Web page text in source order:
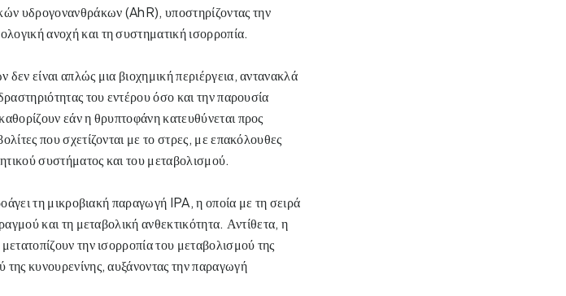
υδρογονανθράκων (AhR), υποστηρίζοντας την
ανοχή και τη συστηματική ισορροπία.
είναι απλώς μια βιοχημική περιέργεια, αντανακλά
του εντέρου όσο και την παρουσία
εάν η θρυπτοφάνη κατευθύνεται προς
που σχετίζονται με το στρες, με επακόλουθες
συστήματος και του μεταβολισμού.
τη μικροβιακή παραγωγή IPA, η οποία με τη σειρά
και τη μεταβολική ανθεκτικότητα. Αντίθετα, η
την ισορροπία του μεταβολισμού της
κυνουρενίνης, αυξάνοντας την παραγωγή